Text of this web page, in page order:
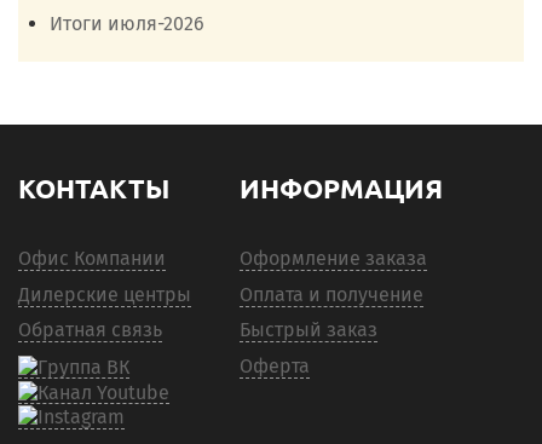
Итоги июля-2026
КОНТАКТЫ
Офис Компании
Дилерские центры
Обратная связь
ИНФОРМАЦИЯ
Оформление заказа
Оплата и получение
Быстрый заказ
Оферта